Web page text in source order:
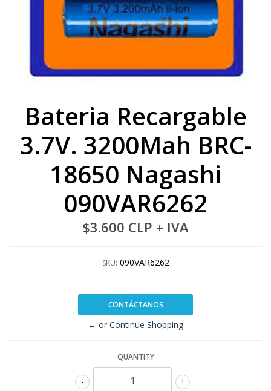
Bateria Recargable
3.7V. 3200Mah BRC-
18650 Nagashi
090VAR6262
$3.600 CLP + IVA
SKU: 090VAR6262
CONTÁCTANOS
← or Continue Shopping
QUANTITY
+
-